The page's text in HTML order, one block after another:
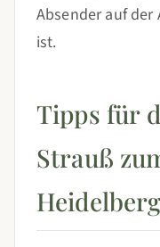
Absender auf
ist.
Tipps für
Strauß
Heidelberg